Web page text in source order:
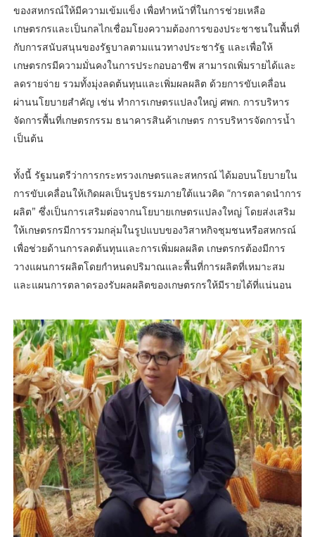
ของสหกรณ์ให้มีความเข้มแข็ง เพื่อทำหน้าที่ในการช่วยเหลือ
เกษตรกรและเป็นกลไกเชื่อมโยงความต้องการของประชาชนในพื้นที่
กับการสนับสนุนของรัฐบาลตามแนวทางประชารัฐ และเพื่อให้
เกษตรกรมีความมั่นคงในการประกอบอาชีพ สามารถเพิ่มรายได้และ
ลดรายจ่าย รวมทั้งมุ่งลดต้นทุนและเพิ่มผลผลิต ด้วยการขับเคลื่อน
ผ่านนโยบายสำคัญ เช่น ทำการเกษตรแปลงใหญ่ ศพก. การบริหาร
จัดการพื้นที่เกษตรกรรม ธนาคารสินค้าเกษตร การบริหารจัดการน้ำ
เป็นต้น
ทั้งนี้ รัฐมนตรีว่าการกระทรวงเกษตรและสหกรณ์ ได้มอบนโยบายใน
การขับเคลื่อนให้เกิดผลเป็นรูปธรรมภายใต้แนวคิด “การตลาดนำการ
ผลิต” ซึ่งเป็นการเสริมต่อจากนโยบายเกษตรแปลงใหญ่ โดยส่งเสริม
ให้เกษตรกรมีการรวมกลุ่มในรูปแบบของวิสาหกิจชุมชนหรือสหกรณ์
เพื่อช่วยด้านการลดต้นทุนและการเพิ่มผลผลิต เกษตรกรต้องมีการ
วางแผนการผลิตโดยกำหนดปริมาณและพื้นที่การผลิตที่เหมาะสม
และแผนการตลาดรองรับผลผลิตของเกษตรกรให้มีรายได้ที่แน่นอน